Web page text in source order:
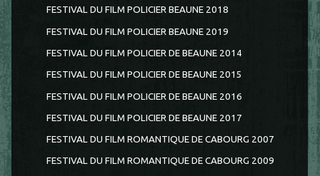
FESTIVAL DU FILM POLICIER BEAUNE 2018
FESTIVAL DU FILM POLICIER BEAUNE 2019
FESTIVAL DU FILM POLICIER DE BEAUNE 2014
FESTIVAL DU FILM POLICIER DE BEAUNE 2015
FESTIVAL DU FILM POLICIER DE BEAUNE 2016
FESTIVAL DU FILM POLICIER DE BEAUNE 2017
FESTIVAL DU FILM ROMANTIQUE DE CABOURG 2007
FESTIVAL DU FILM ROMANTIQUE DE CABOURG 2009